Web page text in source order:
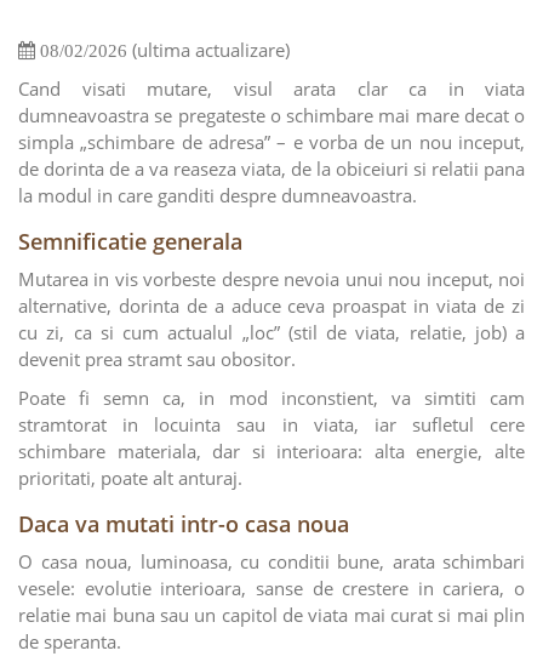
08/02/2026 (ultima actualizare)
Cand visati mutare, visul arata clar ca in viata
dumneavoastra se pregateste o schimbare mai mare decat o
simpla „schimbare de adresa” – e vorba de un nou inceput,
de dorinta de a va reaseza viata, de la obiceiuri si relatii pana
la modul in care ganditi despre dumneavoastra.
Semnificatie generala
Mutarea in vis vorbeste despre nevoia unui nou inceput, noi
alternative, dorinta de a aduce ceva proaspat in viata de zi
cu zi, ca si cum actualul „loc” (stil de viata, relatie, job) a
devenit prea stramt sau obositor.
Poate fi semn ca, in mod inconstient, va simtiti cam
stramtorat in locuinta sau in viata, iar sufletul cere
schimbare materiala, dar si interioara: alta energie, alte
prioritati, poate alt anturaj.
Daca va mutati intr-o casa noua
O casa noua, luminoasa, cu conditii bune, arata schimbari
vesele: evolutie interioara, sanse de crestere in cariera, o
relatie mai buna sau un capitol de viata mai curat si mai plin
de speranta.